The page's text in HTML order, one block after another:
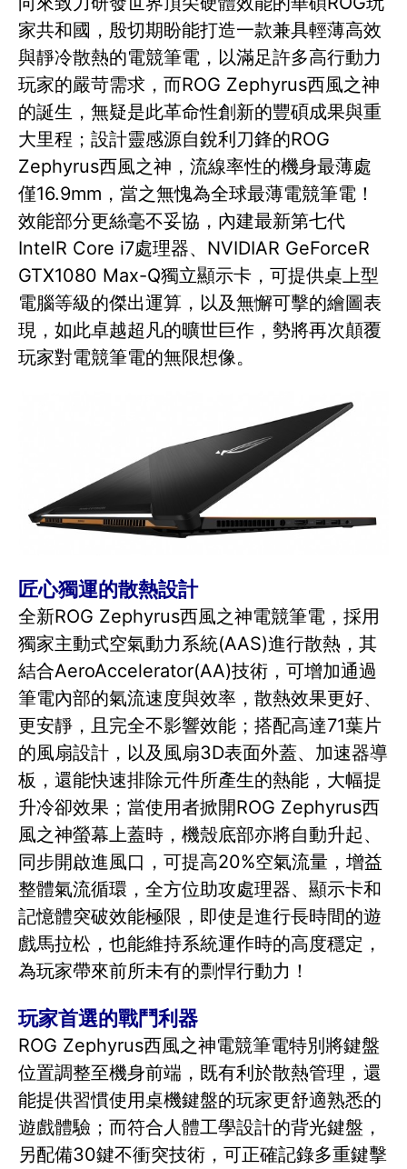
家共和國，殷切期盼能打造一款兼具輕薄高效
與靜冷散熱的電競筆電，以滿足許多高行動力
玩家的嚴苛需求，而ROG Zephyrus西風之神
的誕生，無疑是此革命性創新的豐碩成果與重
大里程；設計靈感源自銳利刀鋒的ROG
Zephyrus西風之神，流線率性的機身最薄處
僅16.9mm，當之無愧為全球最薄電競筆電！
效能部分更絲毫不妥協，內建最新第七代
IntelR Core i7處理器、NVIDIAR GeForceR
GTX1080 Max-Q獨立顯示卡，可提供桌上型
電腦等級的傑出運算，以及無懈可擊的繪圖表
現，如此卓越超凡的曠世巨作，勢將再次顛覆
玩家對電競筆電的無限想像。
匠心獨運的散熱設計
全新ROG Zephyrus西風之神電競筆電，採用
獨家主動式空氣動力系統(AAS)進行散熱，其
結合AeroAccelerator(AA)技術，可增加通過
筆電內部的氣流速度與效率，散熱效果更好、
更安靜，且完全不影響效能；搭配高達71葉片
的風扇設計，以及風扇3D表面外蓋、加速器導
板，還能快速排除元件所產生的熱能，大幅提
升冷卻效果；當使用者掀開ROG Zephyrus西
風之神螢幕上蓋時，機殼底部亦將自動升起、
同步開啟進風口，可提高20%空氣流量，增益
整體氣流循環，全方位助攻處理器、顯示卡和
記憶體突破效能極限，即使是進行長時間的遊
戲馬拉松，也能維持系統運作時的高度穩定，
為玩家帶來前所未有的剽悍行動力！
玩家首選的戰鬥利器
ROG Zephyrus西風之神電競筆電特別將鍵盤
位置調整至機身前端，既有利於散熱管理，還
能提供習慣使用桌機鍵盤的玩家更舒適熟悉的
遊戲體驗；而符合人體工學設計的背光鍵盤，
另配備30鍵不衝突技術，可正確記錄多重鍵擊